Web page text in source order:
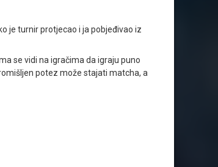
je turnir protjecao i ja pobjeđivao iz
se vidi na igračima da igraju puno
potez može stajati matcha, a